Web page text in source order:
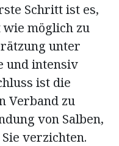
Schritt ist es,
wie möglich zu
unter
und intensiv
ist die
Verband zu
von Salben,
verzichten.